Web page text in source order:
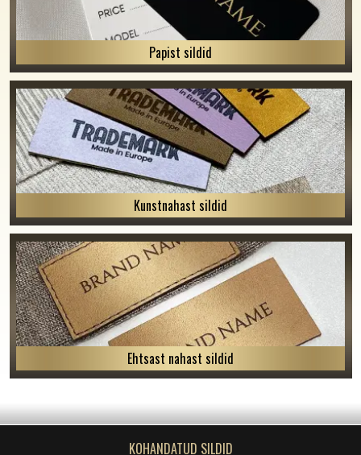
Papist sildid
Kunstnahast sildid
Ehtsast nahast sildid
KOHANDATUD SILDID